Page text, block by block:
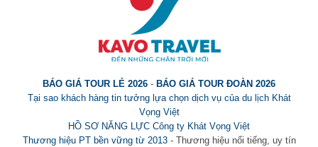
BÁO GIÁ TOUR LẺ 2026 - BÁO GIÁ TOUR ĐOÀN 2026
Tại sao khách hàng tin tưởng lựa chọn dịch vụ của du lịch Khát
Vọng Việt
HỒ SƠ NĂNG LỰC Công ty Khát Vọng Việt
Thương hiệu PT bền vững từ 2013- Thương hiệu nổi tiếng, uy tín